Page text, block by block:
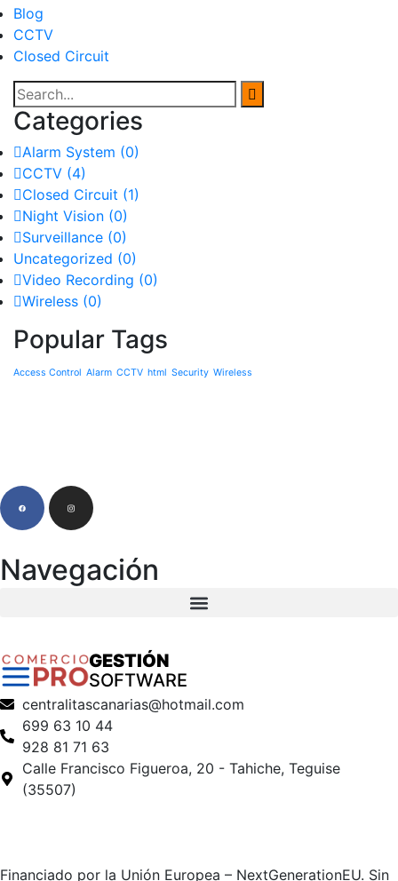
Blog
CCTV
Closed Circuit
Categories
Alarm System (0)
CCTV (4)
Closed Circuit (1)
Night Vision (0)
Surveillance (0)
Uncategorized (0)
Video Recording (0)
Wireless (0)
Popular Tags
Access Control Alarm CCTV html Security Wireless
Navegación
GESTIÓN
SOFTWARE
centralitascanarias@hotmail.com
699 63 10 44
928 81 71 63
Calle Francisco Figueroa, 20 - Tahiche, Teguise
(35507)
Financiado por la Unión Europea – NextGenerationEU. Sin